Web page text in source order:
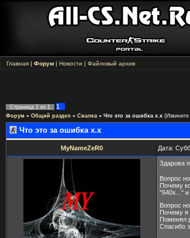
Главная | Форум | Новости | Файловый архив
Страница 1 из 1 1
Форум » Общий раздел » Свалка » Что это за ошибка x.x
Что это за ошибка x.x
MyNameZeR0 Дата:
Здарова
Вопрос
Почему
"640х..."
Вопрос
Почему я
Поменял
Спасибо